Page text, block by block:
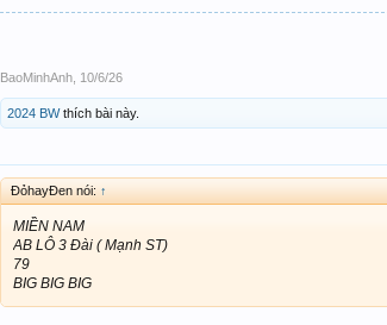
BaoMinhAnh 10/6/26
2024 BWthích bài này.
ĐỏhayĐen nói: ↑
MIỀN NAM
AB LÔ 3 Đài ( Mạnh ST)
79
BIG BIG BIG